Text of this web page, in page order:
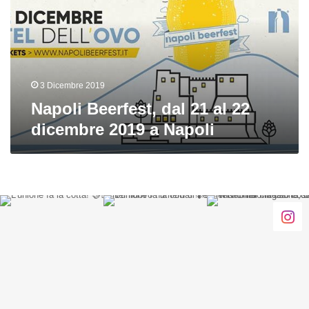
al
22
dicembre
2019
Napoli 3 Dicembre 2019
Napoli Beerfest, dal 21 al 22
dicembre 2019 a Napoli